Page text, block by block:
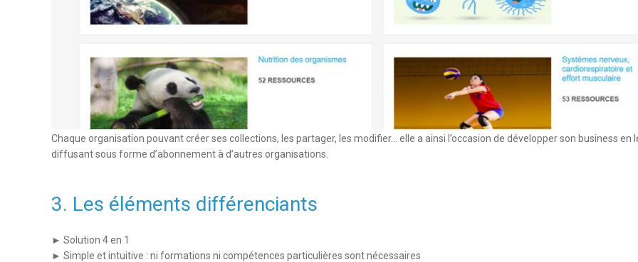
Chaque organisation pouvant créer ses collections, les partager, les modifier… elle a ainsi l’occasion de développer son business en
diffusant sous forme d’abonnement à d’autres organisations.
3. Les éléments différenciants
► Solution 4 en 1
► Simple et intuitive : ni formations ni compétences particulières sont nécessaires